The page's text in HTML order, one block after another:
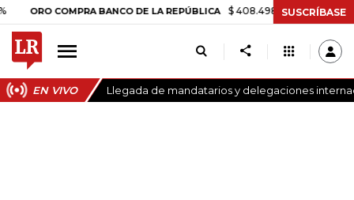
COMPRA BANCO DE LA REPÚBLICA $ 408.498,97 +$ 8.753,81 +2,19%
SUSCRÍBASE
EN VIVO Llegada de mandatarios y delegaciones